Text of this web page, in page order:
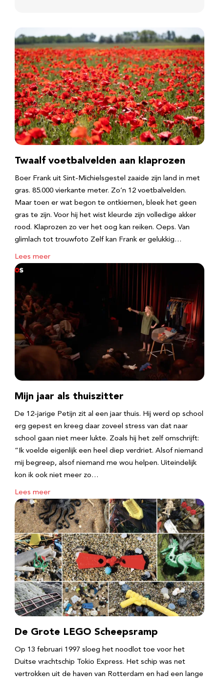
Twaalf voetbalvelden aan klaprozen
Boer Frank uit Sint-Michielsgestel zaaide zijn land in met
gras. 85.000 vierkante meter. Zo’n 12 voetbalvelden.
Maar toen er wat begon te ontkiemen, bleek het geen
gras te zijn. Voor hij het wist kleurde zijn volledige akker
rood. Klaprozen zo ver het oog kan reiken. Oeps. Van
glimlach tot trouwfoto Zelf kan Frank er gelukkig…
Lees meer
Mijn jaar als thuiszitter
De 12-jarige Petijn zit al een jaar thuis. Hij werd op school
erg gepest en kreeg daar zoveel stress van dat naar
school gaan niet meer lukte. Zoals hij het zelf omschrijft:
“Ik voelde eigenlijk een heel diep verdriet. Alsof niemand
mij begreep, alsof niemand me wou helpen. Uiteindelijk
kon ik ook niet meer zo…
Lees meer
De Grote LEGO Scheepsramp
Op 13 februari 1997 sloeg het noodlot toe voor het
Duitse vrachtschip Tokio Express. Het schip was net
vertrokken uit de haven van Rotterdam en had een lange